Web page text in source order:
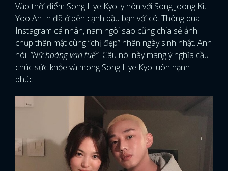
Vào thời điểm Song Hye Kyo ly hôn với Song Joong Ki,
Yoo Ah In đã ở bên cạnh bầu bạn với cô. Thông qua
Instagram cá nhân, nam ngôi sao cũng chia sẻ ảnh
chụp thân mật cùng “chị đẹp” nhân ngày sinh nhật. Anh
nói: “Nữ hoàng vạn tuế”. Câu nói này mang ý nghĩa cầu
chúc sức khỏe và mong Song Hye Kyo luôn hạnh
phúc.